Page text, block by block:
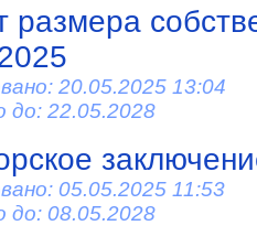
размера
20.05.2025 13:04
до: 22.05.2028
05.05.2025 11:53
до: 08.05.2028